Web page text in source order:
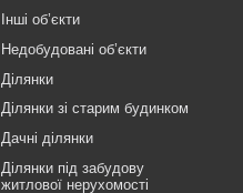
Інші об’єкти
Недобудовані об’єкти
Ділянки
Ділянки зі старим будинком
Дачні ділянки
Ділянки під забудову
житлової нерухомості